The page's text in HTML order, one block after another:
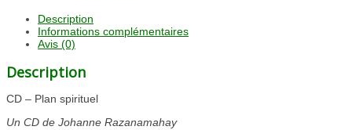
Description
Informations complémentaires
Avis (0)
Description
CD – Plan spirituel
Un CD de Johanne Razanamahay